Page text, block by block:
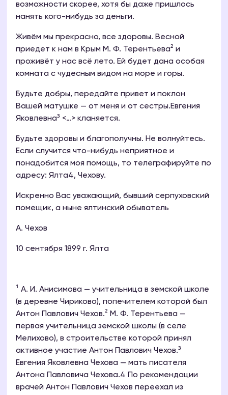
возможности скорее, хотя бы даже пришлось
нанять кого-нибудь за деньги.
Живём мы прекрасно, все здоровы. Весной
приедет к нам в Крым М. Ф. Терентьева² и
проживёт у нас всё лето. Ей будет дана особая
комната с чудесным видом на море и горы.
Будьте добры, передайте привет и поклон
Вашей матушке — от меня и от сестры.Евгения
Яковлевна³ <…> кланяется.
Будьте здоровы и благополучны. Не волнуйтесь.
Если случится что-нибудь неприятное и
понадобится моя помощь, то телеграфируйте по
адресу: Ялта4, Чехову.
Искренно Вас уважающий, бывший серпуховский
помещик, а ныне ялтинский обыватель
А. Чехов
10 сентября 1899 г. Ялта
¹ А. И. Анисимова — учительница в земской школе
(в деревне Чириково), попечителем которой был
Антон Павлович Чехов.² М. Ф. Терентьева —
первая учительница земской школы (в селе
Мелихово), в строительстве которой принял
активное участие Антон Павлович Чехов.³
Евгения Яковлевна Чехова — мать писателя
Антона Павловича Чехова.4 По рекомендации
врачей Антон Павлович Чехов переехал из